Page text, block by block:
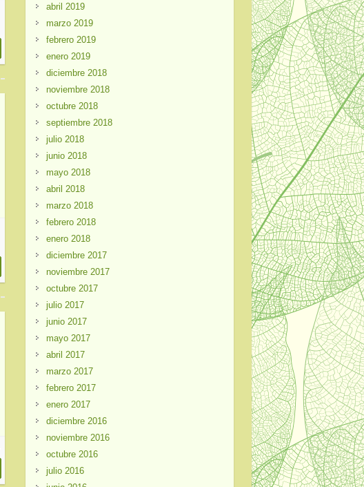
abril 2019
marzo 2019
febrero 2019
enero 2019
diciembre 2018
noviembre 2018
octubre 2018
septiembre 2018
julio 2018
junio 2018
mayo 2018
abril 2018
marzo 2018
febrero 2018
enero 2018
diciembre 2017
noviembre 2017
octubre 2017
julio 2017
junio 2017
mayo 2017
abril 2017
marzo 2017
febrero 2017
enero 2017
diciembre 2016
noviembre 2016
octubre 2016
julio 2016